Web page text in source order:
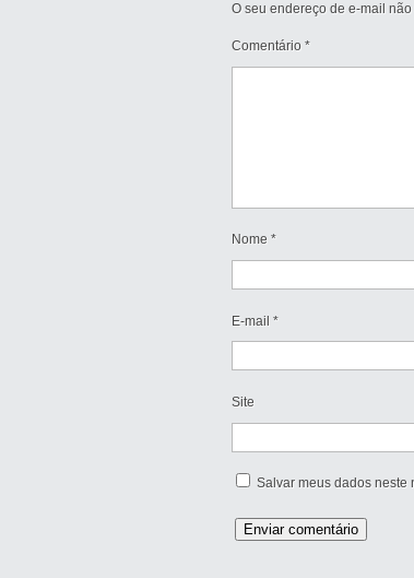
O seu endereço de e-mail
Comentário *
Nome *
E-mail *
Site
Salvar meus dados neste